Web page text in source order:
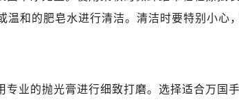
和的肥皂水进行清洁。清洁时要特别小心
专业的抛光膏进行细致打磨。选择适合万国